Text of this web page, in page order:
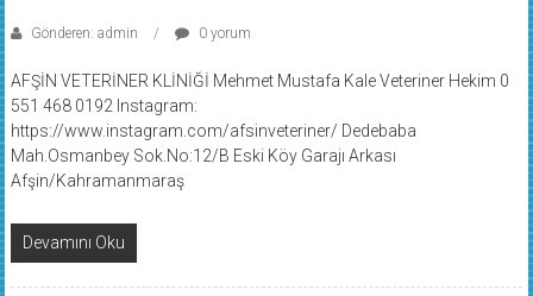
Gönderen: admin 0 yorum
AFŞİN VETERİNER KLİNİĞİ Mehmet Mustafa Kale Veteriner Hekim 0
551 468 0192 Instagram:
https://www.instagram.com/afsinveteriner/ Dedebaba
Mah.Osmanbey Sok.No:12/B Eski Köy Garajı Arkası
Afşin/Kahramanmaraş
Devamını Oku